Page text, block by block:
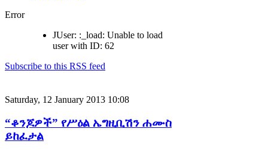
Error
JUser: :_load: Unable to load
user with ID: 62
Subscribe to this RSS feed
Saturday, 12 January 2013 10:08
“ቆንጆዎች” የሥዕል ኤግዚቢሽን ሐሙስ
ይከፈታል